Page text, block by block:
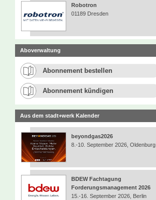
Robotron
01189 Dresden
Aboverwaltung
Abonnement bestellen
Abonnement kündigen
Aus dem stadt+werk Kalender
beyondgas2026
8.-10. September 2026, Oldenburg
BDEW Fachtagung
Forderungsmanagement 2026
15.-16. September 2026, Berlin